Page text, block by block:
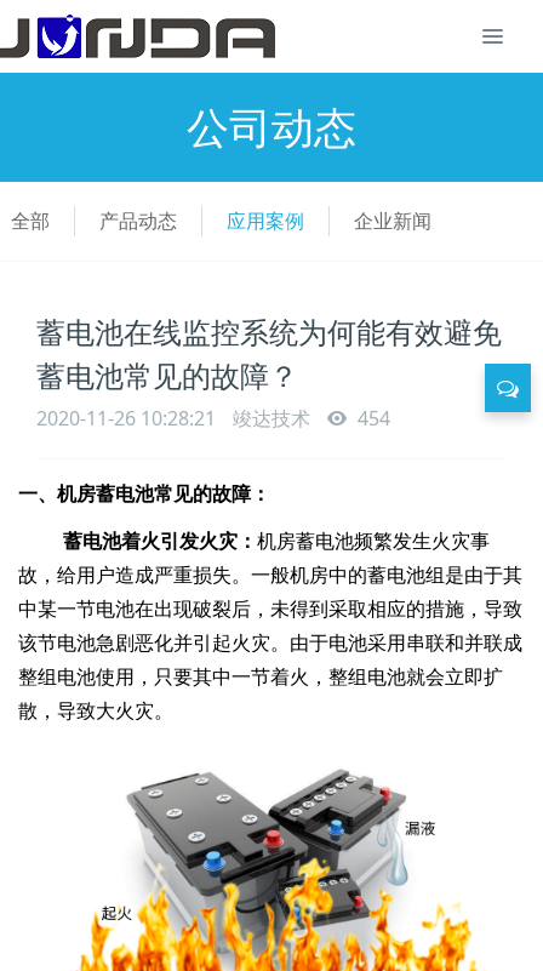
公司动态
全部 产品动态 应用案例 企业新闻
蓄电池在线监控系统为何能有效避免
蓄电池常见的故障？
2020-11-26 10:28:21 竣达技术 454
一、 机房蓄电池常见的故障：
蓄电池着火引发火灾： 机房蓄电池频繁发生火灾事
故，给用户造成严重损失。一般机房中的蓄电池组是由于其
中某一节电池在出现破裂后，未得到采取相应的措施，导致
该节电池急剧恶化并引起火灾。由于电池采用串联和并联成
整组电池使用，只要其中一节着火，整组电池就会立即扩
散，导致大火灾。